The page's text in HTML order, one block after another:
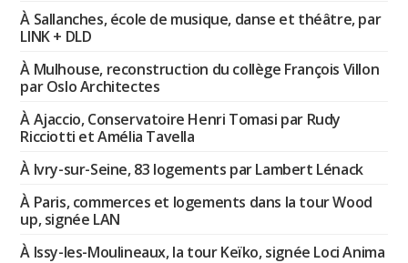
À Sallanches, école de musique, danse et théâtre, par
LINK + DLD
À Mulhouse, reconstruction du collège François Villon
par Oslo Architectes
À Ajaccio, Conservatoire Henri Tomasi par Rudy
Ricciotti et Amélia Tavella
À Ivry-sur-Seine, 83 logements par Lambert Lénack
À Paris, commerces et logements dans la tour Wood
up, signée LAN
À Issy-les-Moulineaux, la tour Keïko, signée Loci Anima